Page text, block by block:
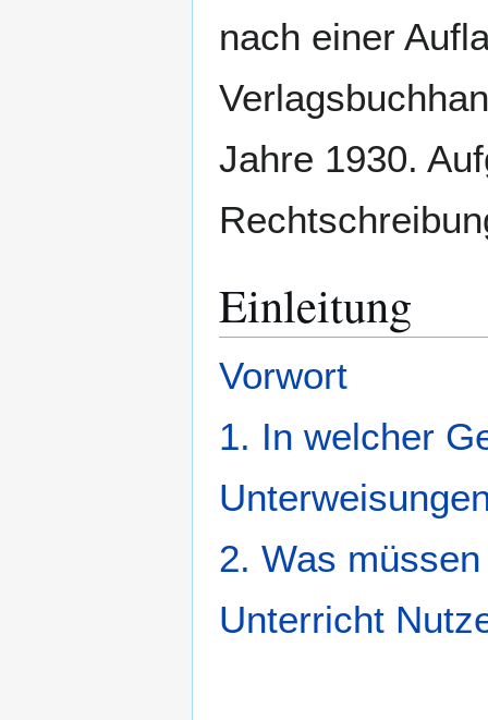
nach einer
Jahre 1930.
Einleitung
Vorwort
1. In welcher
2. Was
Unterricht